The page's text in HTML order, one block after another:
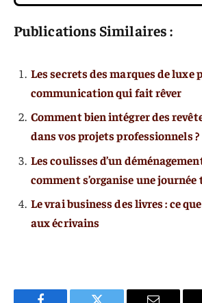
Publications Similaires :
Les secrets des marques de luxe
communication qui fait rêver
Comment bien intégrer des
dans vos projets professionnels ?
Les coulisses d’un
comment s’organise une journée
Le vrai business des livres : ce
aux écrivains